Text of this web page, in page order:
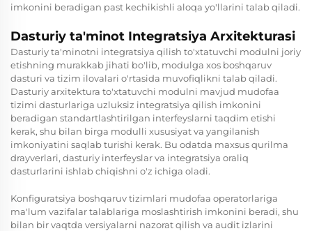
imkonini beradigan past kechikishli aloqa yo'llarini talab qiladi.
Dasturiy ta'minot Integratsiya Arxitekturasi
Dasturiy ta'minotni integratsiya qilish to'xtatuvchi modulni joriy
etishning murakkab jihati bo'lib, modulga xos boshqaruv
dasturi va tizim ilovalari o'rtasida muvofiqlikni talab qiladi.
Dasturiy arxitektura to'xtatuvchi modulni mavjud mudofaa
tizimi dasturlariga uzluksiz integratsiya qilish imkonini
beradigan standartlashtirilgan interfeyslarni taqdim etishi
kerak, shu bilan birga modulli xususiyat va yangilanish
imkoniyatini saqlab turishi kerak. Bu odatda maxsus qurilma
drayverlari, dasturiy interfeyslar va integratsiya oraliq
dasturlarini ishlab chiqishni o'z ichiga oladi.
Konfiguratsiya boshqaruv tizimlari mudofaa operatorlariga
ma'lum vazifalar talablariga moslashtirish imkonini beradi, shu
bilan bir vaqtda versiyalarni nazorat qilish va audit izlarini